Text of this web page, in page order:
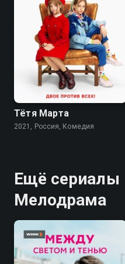
8.3
Тётя Марта
2021, Россия, Комедия
Ещё сериалы
Мелодрама